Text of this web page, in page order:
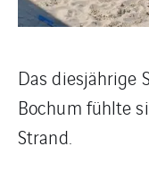
Das diesjährige
Bochum fühlte
Strand.